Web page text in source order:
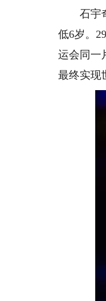
石宇奇
低6岁。
运会同一
最终实现